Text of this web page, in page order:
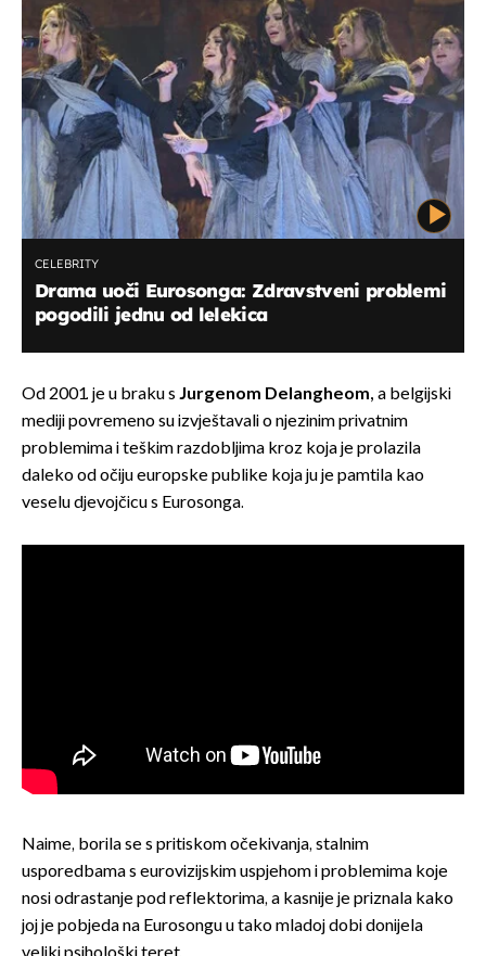
CELEBRITY
Drama uoči Eurosonga: Zdravstveni problemi
pogodili jednu od lelekica
Od 2001. je u braku s Jurgenom Delangheom, a belgijski
mediji povremeno su izvještavali o njezinim privatnim
problemima i teškim razdobljima kroz koja je prolazila
daleko od očiju europske publike koja ju je pamtila kao
veselu djevojčicu s Eurosonga.
Naime, borila se s pritiskom očekivanja, stalnim
usporedbama s eurovizijskim uspjehom i problemima koje
nosi odrastanje pod reflektorima, a kasnije je priznala kako
joj je pobjeda na Eurosongu u tako mladoj dobi donijela